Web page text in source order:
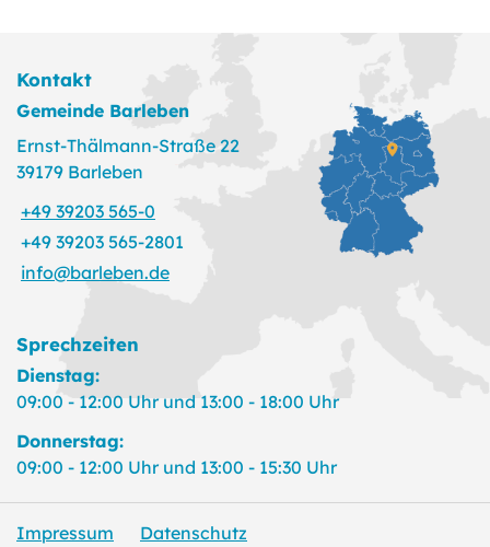
Kontakt
Gemeinde Barleben
Ernst-Thälmann-Straße 22
39179 Barleben
+49 39203 565-0
+49 39203 565-2801
info@barleben.de
Sprechzeiten
Dienstag:
09:00 - 12:00 Uhr und 13:00 - 18:00 Uhr
Donnerstag:
09:00 - 12:00 Uhr und 13:00 - 15:30 Uhr
Impressum Datenschutz